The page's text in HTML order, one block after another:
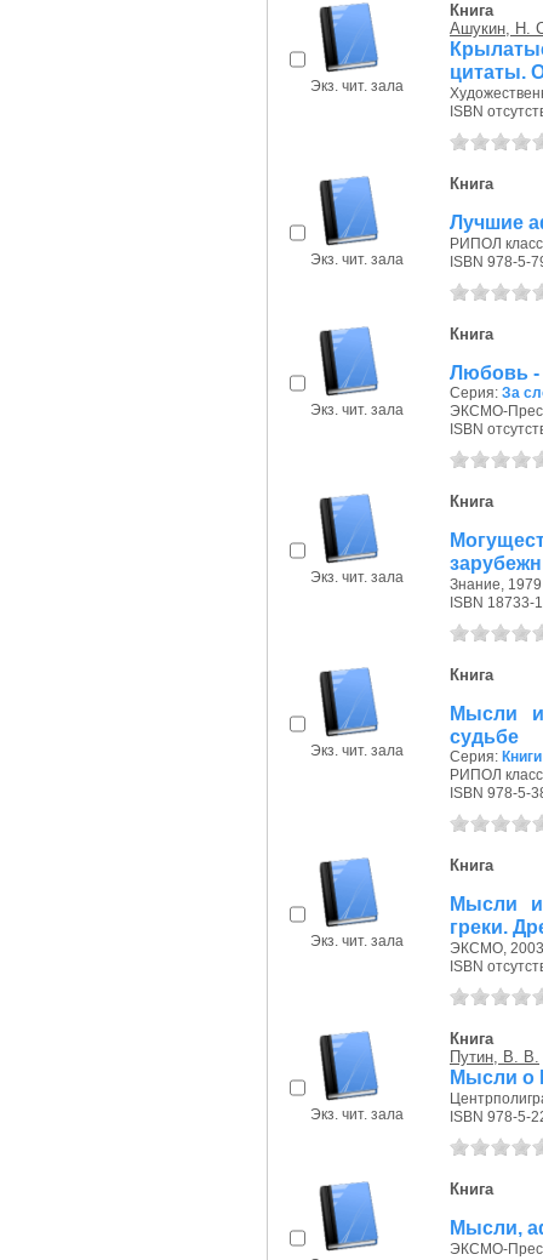
Экз. чит. зала
Книга
Ашукин, Н.
цитаты.
ISBN
Экз. чит. зала
Книга
Лучшие
РИПОЛ
ISBN 978-5-
Экз. чит. зала
Книга
Любовь -
Серия: За
ЭКСМО-
ISBN
Экз. чит. зала
Книга
Знание, 1979
ISBN 18733-1
Экз. чит. зала
Книга
Мысли и
судьбе
Серия:
РИПОЛ
ISBN 978-5-
Экз. чит. зала
Книга
Мысли и
греки.
ЭКСМО, 2003
ISBN
Экз. чит. зала
Книга
Путин, В. В.
Мысли о
ISBN 978-5-
Книга
Мысли,
ЭКСМО-